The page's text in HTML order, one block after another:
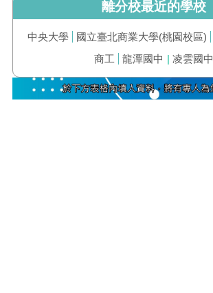
離分校最近的學校
中央大學 國立臺北商業大學(桃園校區)
商工
龍潭國中 | 凌雲國中